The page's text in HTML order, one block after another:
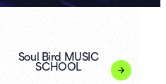
Soul Bird MUSIC
SCHOOL